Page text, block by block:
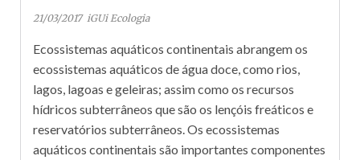
21/03/2017 iGUi Ecologia
Ecossistemas aquáticos continentais abrangem os
ecossistemas aquáticos de água doce, como rios,
lagos, lagoas e geleiras; assim como os recursos
hídricos subterrâneos que são os lençóis freáticos e
reservatórios subterrâneos. Os ecossistemas
aquáticos continentais são importantes componentes